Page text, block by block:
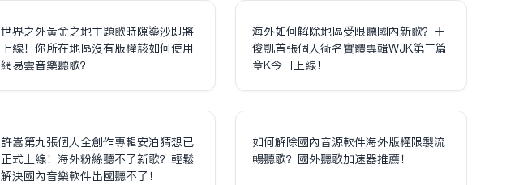
世界之外黃金之地主題歌時隙鎏沙即將
上線！你所在地區沒有版權該如何使用
網易雲音樂聽歌？
海外如何解除地區受限聽國內新歌？王
俊凱首張個人同名實體專輯WJK第三篇
章K今日上線！
許嵩第九張個人全創作專輯安泊猜想已
正式上線！海外粉絲聽不了新歌？輕鬆
解決國內音樂軟件出國聽不了！
如何解除國內音源軟件海外版權限制流
暢聽歌？國外聽歌加速器推薦！